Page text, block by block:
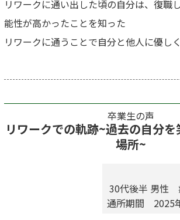
リワークに通い出した頃の自分は、復職
能性が高かったことを知った
リワークに通うことで自分と他人に優し
卒業生の声
リワークでの軌跡~過去の自分
場所~
30代後半 男性
通所期間 2025